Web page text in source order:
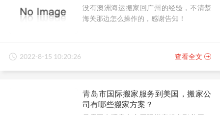
没有澳洲海运搬家回广州的经验，不清楚
海关那边怎么操作的，感谢告知！
2022-8-15 10:20:26 查看全文
青岛市国际搬家服务到美国，搬家公
司有哪些搬家方案？